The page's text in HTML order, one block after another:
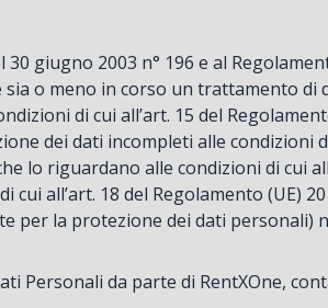
giugno 2003 n° 196 e al
o meno in corso un trattamento di
di cui all’art. 15 del
dei dati incompleti alle condizioni di
lo riguardano alle condizioni di cui
all’art. 18 del Regolamento (UE)
per la protezione dei dati personali)
Personali da parte di RentXOne,